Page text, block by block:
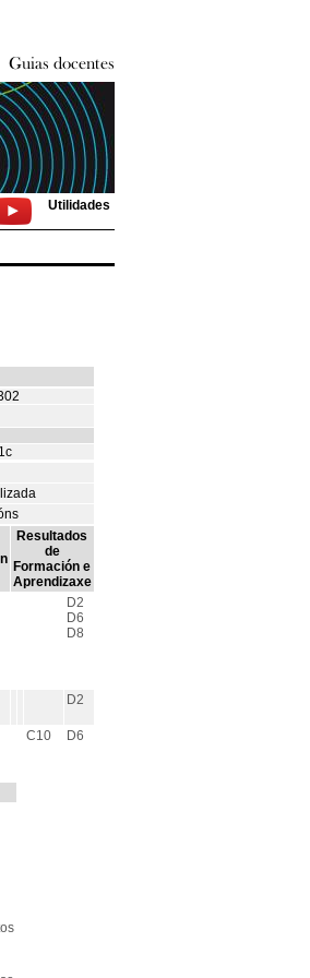
Utilidades
1c
Resultados
de
Formación e
Aprendizaxe
D2
D6
D8
D2
C10 D6